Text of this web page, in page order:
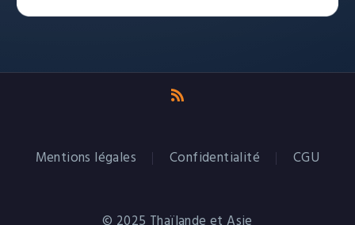
Mentions légales Confidentialité CGU
© 2025 Thaïlande et Asie